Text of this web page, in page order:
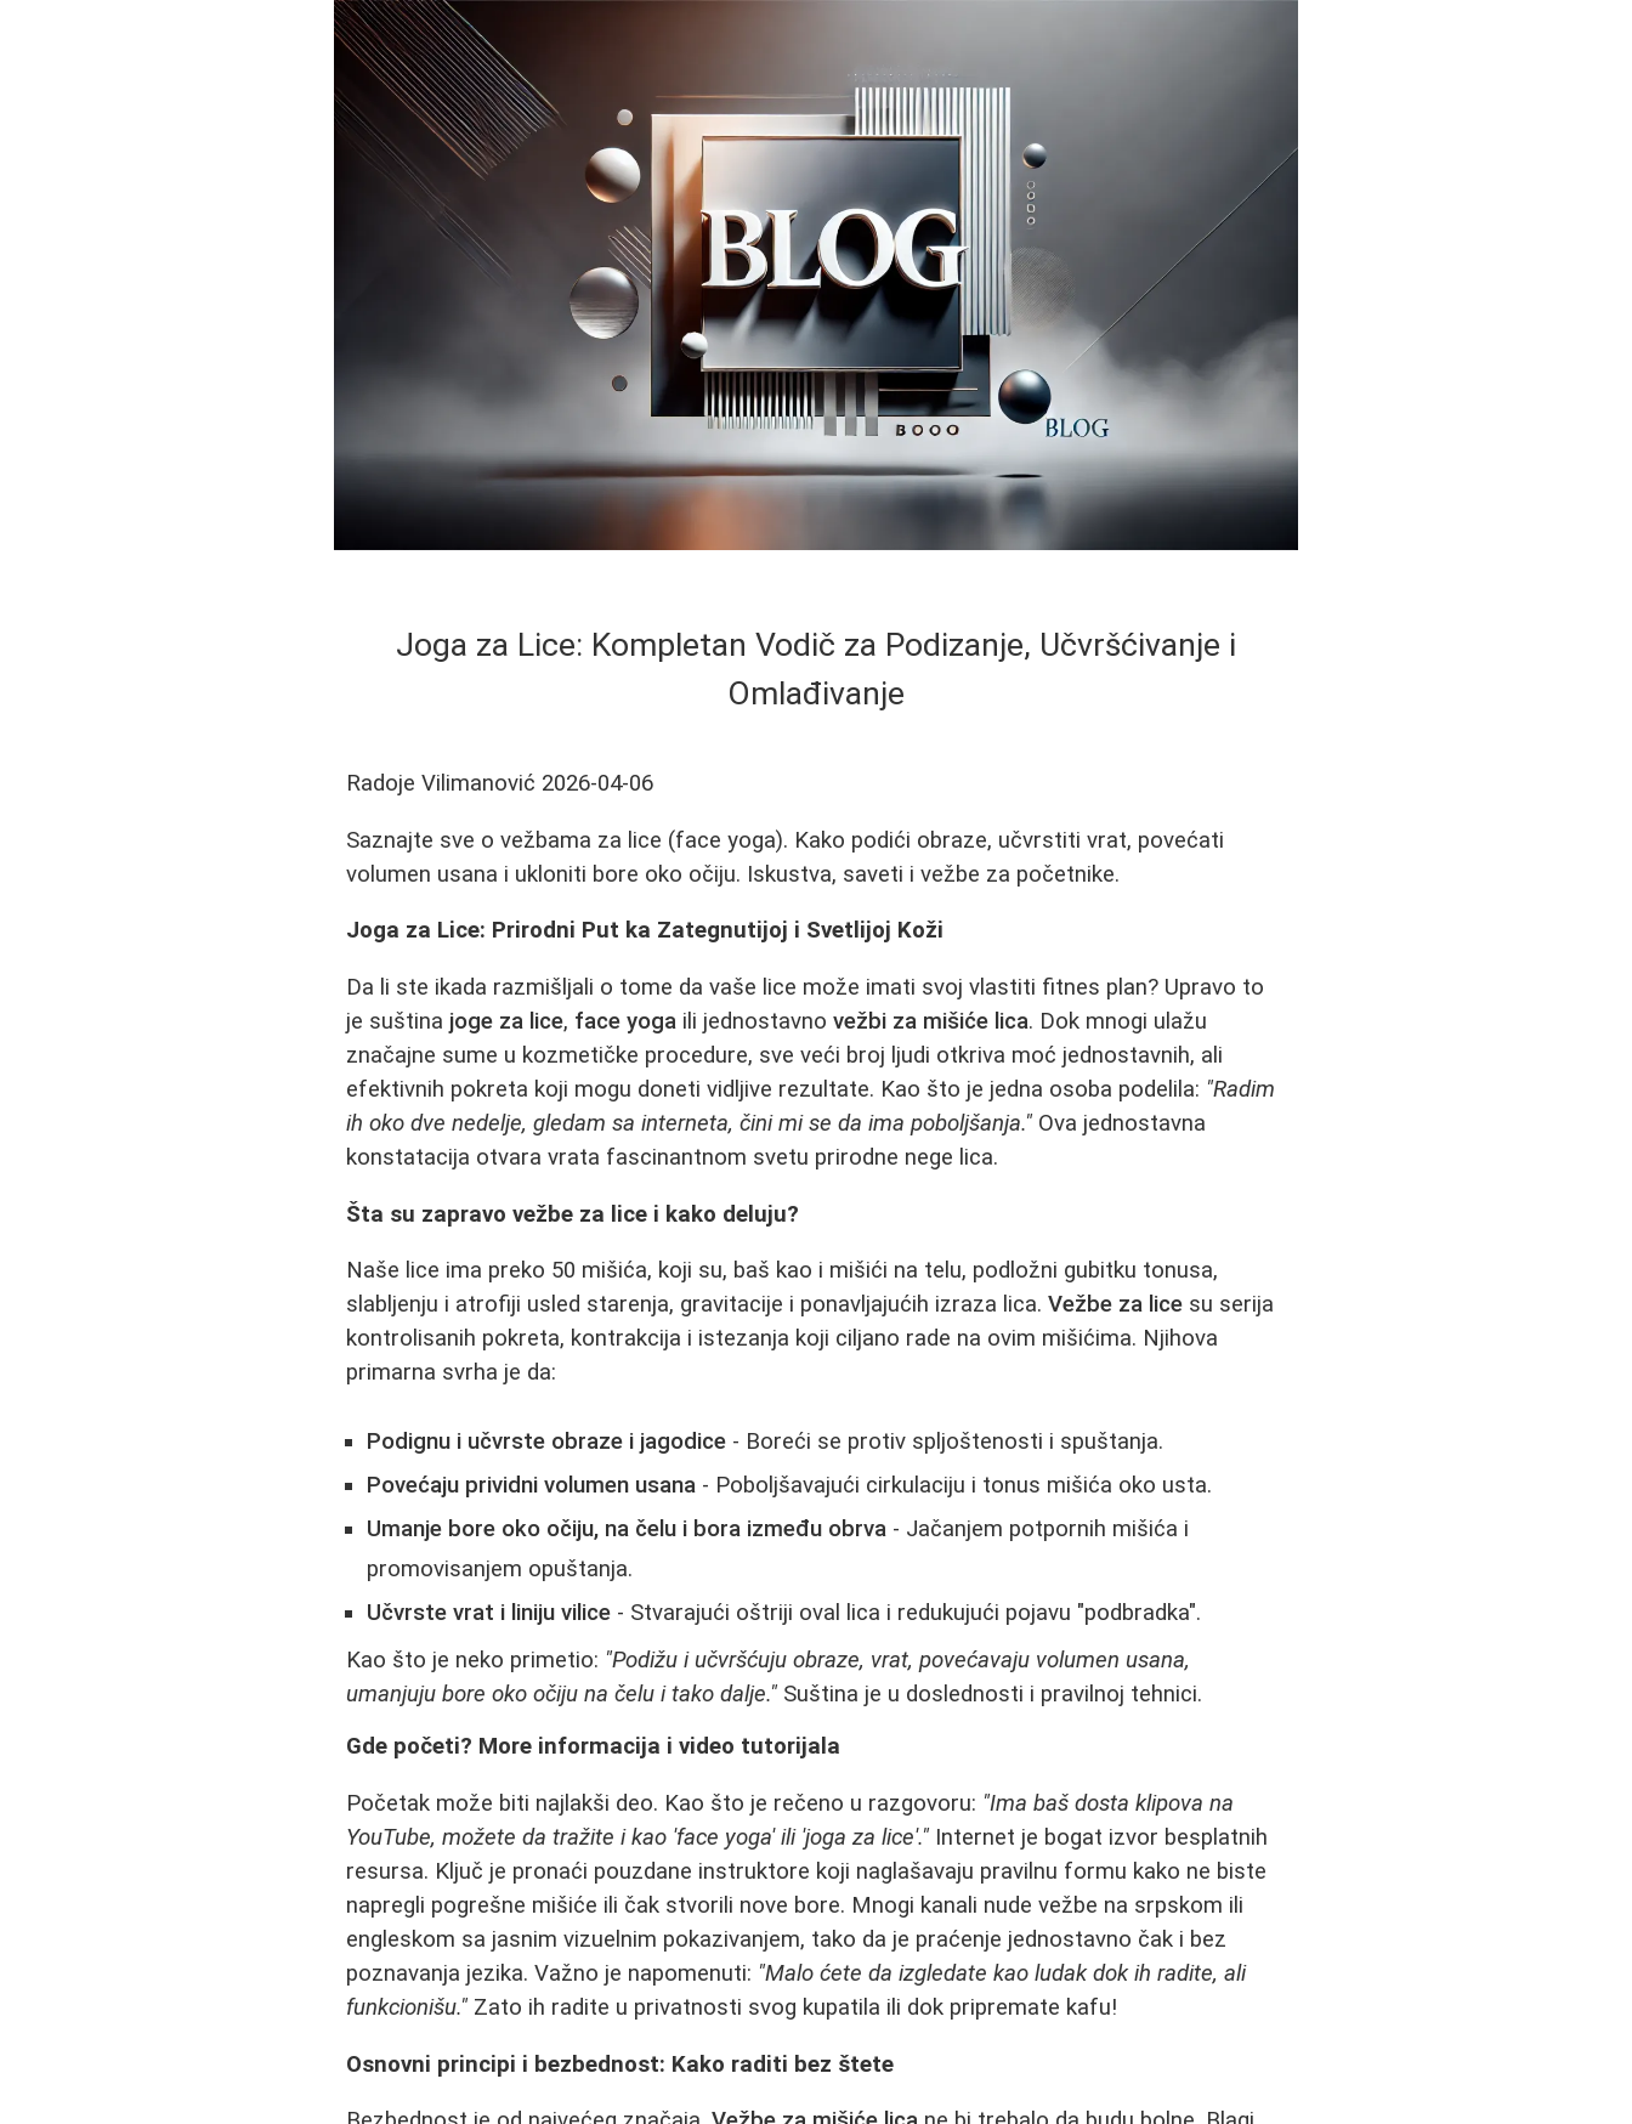
Joga za Lice: Kompletan Vodič za Podizanje, Učvršćivanje i
Omlađivanje
Radoje Vilimanović 2026-04-06
Saznajte sve o vežbama za lice (face yoga). Kako podići obraze, učvrstiti vrat, povećati
volumen usana i ukloniti bore oko očiju. Iskustva, saveti i vežbe za početnike.
Joga za Lice: Prirodni Put ka Zategnutijoj i Svetlijoj Koži
Da li ste ikada razmišljali o tome da vaše lice može imati svoj vlastiti fitnes plan? Upravo to
je suština joge za lice, face yoga ili jednostavnovežbi za mišiće lica. Dok mnogi ulažu
značajne sume u kozmetičke procedure, sve veći broj ljudi otkriva moć jednostavnih, ali
efektivnih pokreta koji mogu doneti vidljive rezultate. Kao što je jedna osoba podelila: "Radim
ih oko dve nedelje, gledam sa interneta, čini mi se da ima poboljšanja." Ova jednostavna
konstatacija otvara vrata fascinantnom svetu prirodne nege lica.
Šta su zapravo vežbe za lice i kako deluju?
Naše lice ima preko 50 mišića, koji su, baš kao i mišići na telu, podložni gubitku tonusa,
slabljenju i atrofiji usled starenja, gravitacije i ponavljajućih izraza lica.Vežbe za lice su serija
kontrolisanih pokreta, kontrakcija i istezanja koji ciljano rade na ovim mišićima. Njihova
primarna svrha je da:
Podignu i učvrste obraze i jagodice - Boreći se protiv spljoštenosti i spuštanja.
Povećaju prividni volumen usana - Poboljšavajući cirkulaciju i tonus mišića oko usta.
Umanje bore oko očiju, na čelu i bora između obrva - Jačanjem potpornih mišića i
promovisanjem opuštanja.
Učvrste vrat i liniju vilice - Stvarajući oštriji oval lica i redukujući pojavu "podbradka".
Kao što je neko primetio: "Podižu i učvršćuju obraze, vrat, povećavaju volumen usana,
umanjuju bore oko očiju na čelu i tako dalje." Suština je u doslednosti i pravilnoj tehnici.
Gde početi? More informacija i video tutorijala
Početak može biti najlakši deo. Kao što je rečeno u razgovoru: "Ima baš dosta klipova na
YouTube, možete da tražite i kao 'face yoga' ili 'joga za lice'." Internet je bogat izvor besplatnih
resursa. Ključ je pronaći pouzdane instruktore koji naglašavaju pravilnu formu kako ne biste
napregli pogrešne mišiće ili čak stvorili nove bore. Mnogi kanali nude vežbe na srpskom ili
engleskom sa jasnim vizuelnim pokazivanjem, tako da je praćenje jednostavno čak i bez
poznavanja jezika. Važno je napomenuti: "Malo ćete da izgledate kao ludak dok ih radite, ali
funkcionišu." Zato ih radite u privatnosti svog kupatila ili dok pripremate kafu!
Osnovni principi i bezbednost: Kako raditi bez štete